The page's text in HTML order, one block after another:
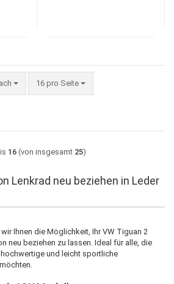
16 pro Seite
pro Seite
16(von insgesamt 25)
Lenkrad neu beziehen in Leder
Ihnen die Möglichkeit, Ihr VW Tiguan 2
neu beziehen zu lassen. Ideal für alle, die
und leicht sportliche